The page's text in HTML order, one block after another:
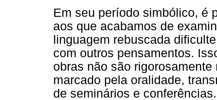
Em seu período simbólico, é
aos que acabamos de
linguagem rebuscada
com outros pensamentos.
obras não são
marcado pela oralidade,
de seminários e